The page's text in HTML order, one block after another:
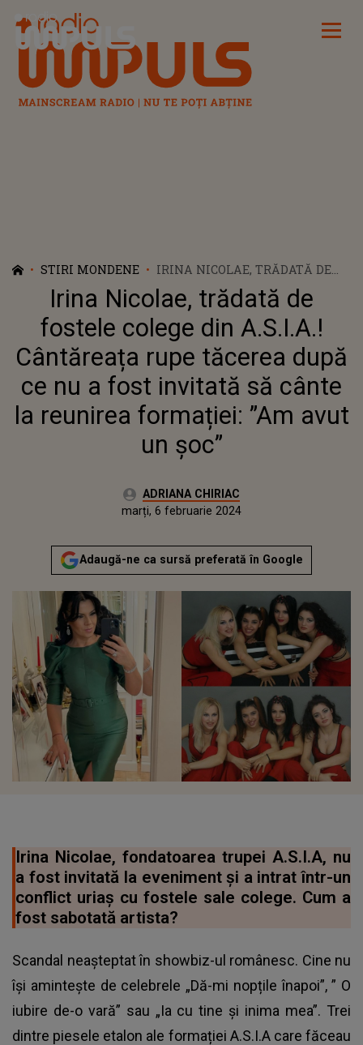
Radio Impuls
STIRI MONDENE
IRINA NICOLAE, TRĂDATĂ DE
FOSTELE COLEGE DIN A.S.I.A.!
CÂNTĂREAȚA RUPE TĂCEREA
DUPĂ CE NU A FOST INVITATĂ
SĂ CÂNTE LA REUNIREA
FORMAȚIEI: ”AM AVUT UN ȘOC”
Irina Nicolae, trădată de
fostele colege din A.S.I.A.!
Cântăreața rupe tăcerea după
ce nu a fost invitată să cânte
la reunirea formației: ”Am avut
un șoc”
Autor:ADRIANA CHIRIAC
Actualizat:
marți, 6 februarie 2024
Adaugă-ne ca sursă preferată în Google
Irina Nicolae, fondatoarea trupei A.S.I.A, nu
a fost invitată la eveniment și a intrat într-un
conflict uriaș cu fostele sale colege. Cum a
fost sabotată artista?
Scandal neașteptat în showbiz-ul românesc. Cine nu
își amintește de celebrele „Dă-mi nopțile înapoi”, ” O
iubire de-o vară” sau „Ia cu tine și inima mea”. Trei
dintre piesele etalon ale formației A.S.I.A care făceau